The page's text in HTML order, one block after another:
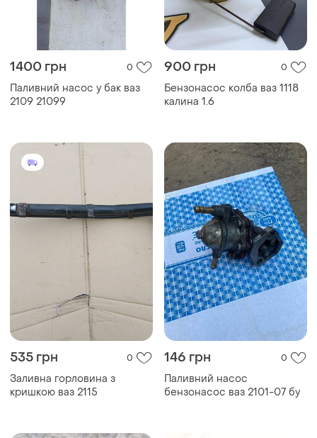
1400 грн 0
Паливний насос у бак ваз
2109 21099
900 грн 0
Бензонасос колба ваз 1118
калина 1.6
535 грн 0
Заливна горловина з
кришкою ваз 2115
146 грн 0
Паливний насос
бензонасос ваз 2101-07 бу